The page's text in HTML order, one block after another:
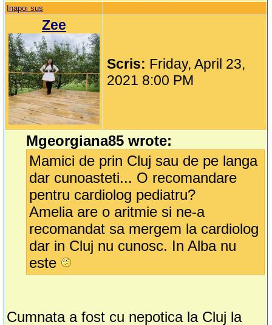
Inapoi sus
Zee
Scris: Friday, April 23,
2021 8:00 PM
Mgeorgiana85 wrote:
Mamici de prin Cluj sau de pe langa
dar cunoasteti... O recomandare
pentru cardiolog pediatru?
Amelia are o aritmie si ne-a
recomandat sa mergem la cardiolog
dar in Cluj nu cunosc. In Alba nu
este
Cumnata a fost cu nepotica la Cluj la